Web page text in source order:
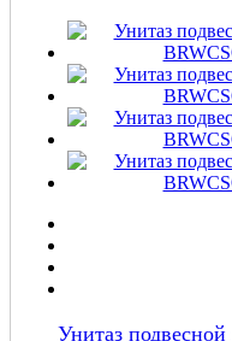
Унитаз